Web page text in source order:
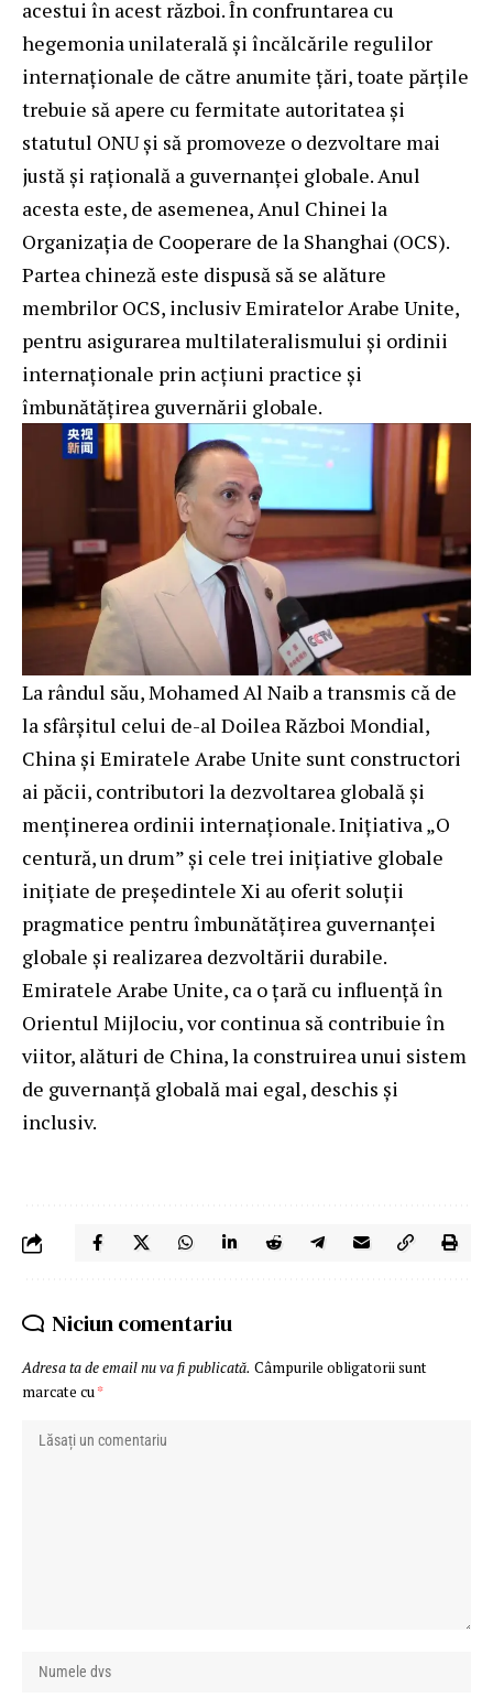
acestui în acest război. În confruntarea cu
hegemonia unilaterală şi încălcările regulilor
internaţionale de către anumite ţări, toate părțile
trebuie să apere cu fermitate autoritatea şi
statutul ONU şi să promoveze o dezvoltare mai
justă şi raţională a guvernanţei globale. Anul
acesta este, de asemenea, Anul Chinei la
Organizația de Cooperare de la Shanghai (OCS).
Partea chineză este dispusă să se alăture
membrilor OCS, inclusiv Emiratelor Arabe Unite,
pentru asigurarea multilateralismului și ordinii
internaționale prin acțiuni practice și
îmbunătățirea guvernării globale.
La rândul său, Mohamed Al Naib a transmis că de
la sfârșitul celui de-al Doilea Război Mondial,
China și Emiratele Arabe Unite sunt constructori
ai păcii, contributori la dezvoltarea globală și
menținerea ordinii internaționale. Inițiativa „O
centură, un drum” și cele trei inițiative globale
inițiate de președintele Xi au oferit soluții
pragmatice pentru îmbunătățirea guvernanței
globale și realizarea dezvoltării durabile.
Emiratele Arabe Unite, ca o țară cu influență în
Orientul Mijlociu, vor continua să contribuie în
viitor, alături de China, la construirea unui sistem
de guvernanță globală mai egal, deschis și
inclusiv.
Niciun comentariu
Adresa ta de email nu va fi publicată. Câmpurile obligatorii sunt
marcate cu*